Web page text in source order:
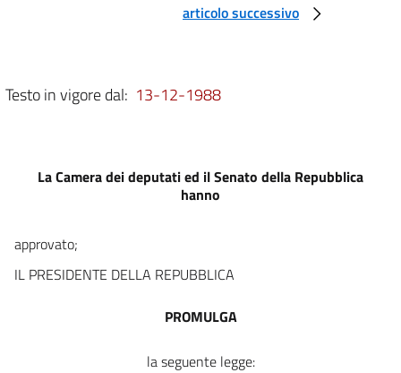
AUMENTO DELL'ORGANICO E PROGRAMMA DI COSTRUZIONE,
AMPLIAMENTO E RISTRUTTURAZIONE DELLE SEDI
10
12
13
articolo successivo
Testo in vigore dal: 13-12-1988
La Camera dei deputati ed il Senato della Repubblica
hanno
approvato;
IL PRESIDENTE DELLA REPUBBLICA
PROMULGA
la seguente legge: